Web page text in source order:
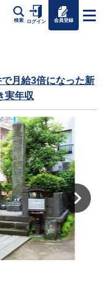
検索 ログイン 会員登録
月給3倍になった新
実年収